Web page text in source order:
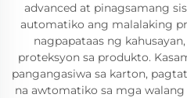
advanced at pinagsamang
automatiko ang malalaking
nagpapataas ng
proteksyon sa produkto.
pangangasiwa sa karton,
na awtomatiko sa mga